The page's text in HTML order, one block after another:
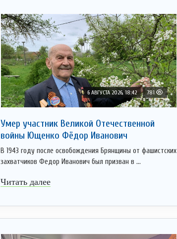
6 АВГУСТА 2026, 18:42 781
Умер участник Великой Отечественной
войны Ющенко Фёдор Иванович
В 1943 году после освобождения Брянщины от фашистских
захватчиков Федор Иванович был призван в ...
Читать далее